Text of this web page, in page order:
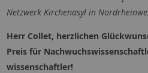
Netzwerk Kirchenasyl in
Herr Collet, herzlichen
Preis für
wissenschaftler!